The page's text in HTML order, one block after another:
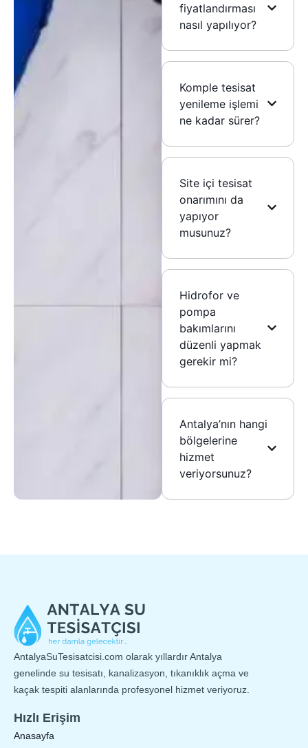
fiyatlandırması
nasıl yapılıyor?
Komple tesisat
yenileme işlemi
ne kadar sürer?
Site içi tesisat
onarımını da
yapıyor
musunuz?
Hidrofor ve
pompa
bakımlarını
düzenli yapmak
gerekir mi?
Antalya’nın hangi
bölgelerine
hizmet
veriyorsunuz?
AntalyaSuTesisatcisi.com olarak yıllardır Antalya
genelinde su tesisatı, kanalizasyon, tıkanıklık açma ve
kaçak tespiti alanlarında profesyonel hizmet veriyoruz.
Hızlı Erişim
Anasayfa